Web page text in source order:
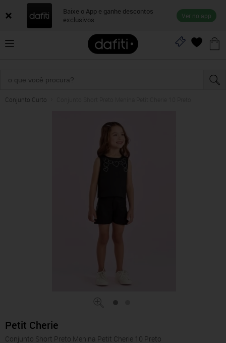
Baixe o App e ganhe descontos
exclusivos
Ver no app
Conjunto Curto
Petit Cherie
Conjunto Short Preto Menina Petit Cherie 10 Preto